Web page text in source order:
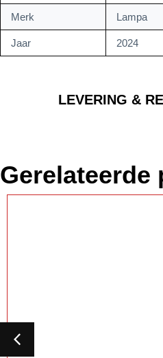
LEVERING &
Merk Lampa
Jaar 2024
Gerelateerde